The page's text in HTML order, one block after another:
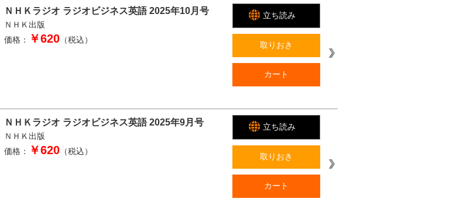
ＮＨＫラジオ ラジオビジネス英語 2025年10月号
ＮＨＫ出版
価格：
￥620 （税込）
立ち読み
取りおき
カート
ＮＨＫラジオ ラジオビジネス英語 2025年9月号
ＮＨＫ出版
価格：
￥620 （税込）
立ち読み
取りおき
カート